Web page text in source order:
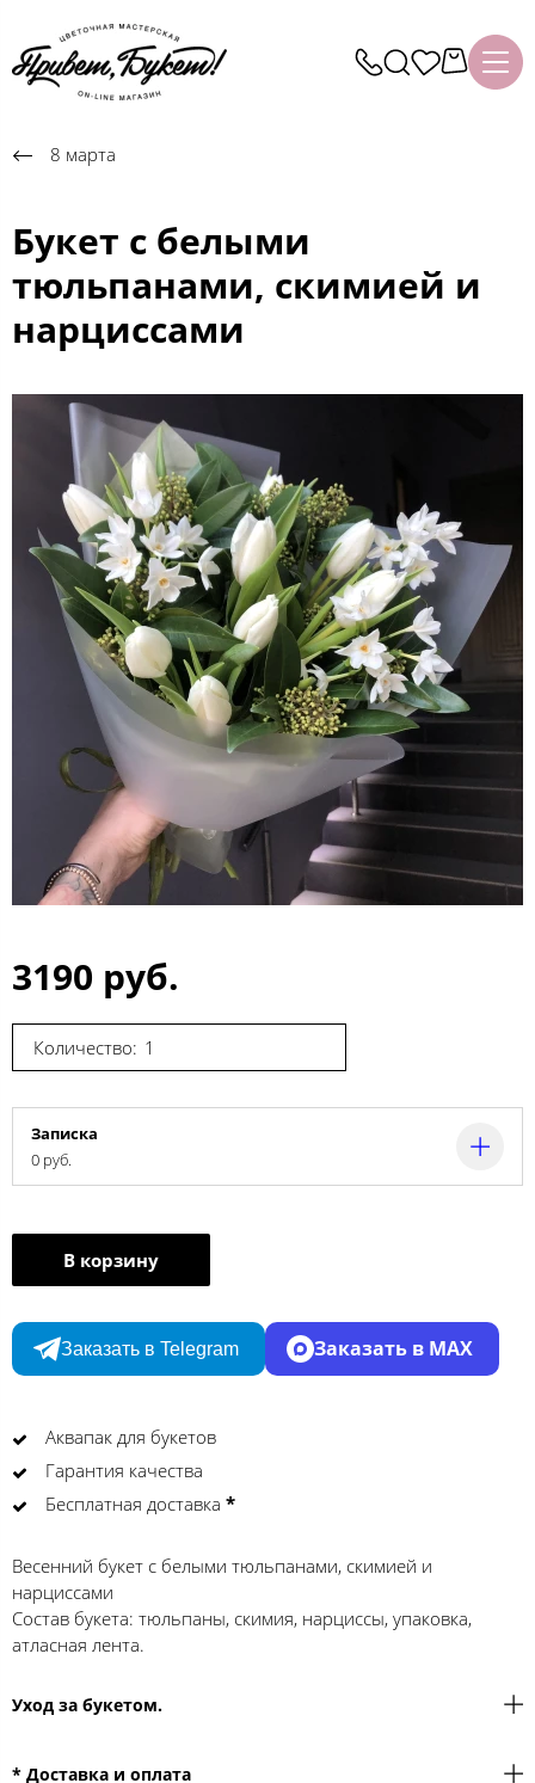
8 марта
Букет с белыми
тюльпанами, скимией и
нарциссами
3190 руб.
Количество:
Записка
0 руб.
В корзину
Заказать в Telegram Заказать в MAX
Аквапак для букетов
Гарантия качества
Бесплатная доставка *
Весенний букет с белыми тюльпанами, скимией и
нарциссами
Состав букета: тюльпаны, скимия, нарциссы, упаковка,
атласная лента.
Уход за букетом.
* Доставка и оплата